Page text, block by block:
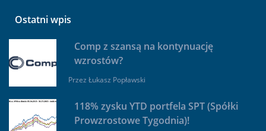
Ostatni wpis
Comp z szansą na kontynuację
wzrostów?
Przez Łukasz Popławski
118% zysku YTD portfela SPT (Spółki
Prowzrostowe Tygodnia)!